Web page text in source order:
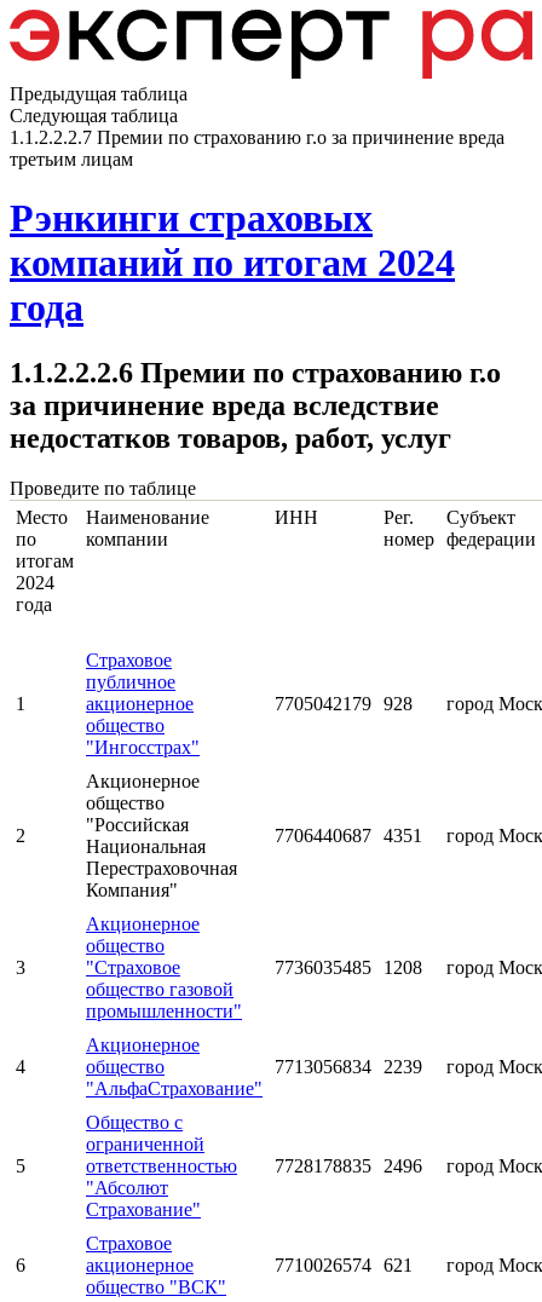
Предыдущая таблица
Следующая таблица
1.1.2.2.2.7 Премии по страхованию г.о за причинение вреда
третьим лицам
Рэнкинги страховых
компаний по итогам 2024
года
1.1.2.2.2.6 Премии по страхованию г.о
за причинение вреда вследствие
недостатков товаров, работ, услуг
Проведите по таблице
Место
по
итогам
2024
года
Наименование
компании
ИНН
Рег.
номер
Субъект
федерации
1
Страховое
публичное
акционерное
общество
"Ингосстрах"
7705042179 928 город
2
Акционерное
общество
"Российская
Национальная
Перестраховочная
Компания"
7706440687 4351 город
3
Акционерное
общество
"Страховое
общество газовой
промышленности"
7736035485 1208 город
4
Акционерное
общество
"АльфаСтрахование"
7713056834 2239 город
5
Общество с
ограниченной
ответственностью
"Абсолют
Страхование"
7728178835 2496 город
6
Страховое
акционерное
общество "ВСК"
7710026574 621 город